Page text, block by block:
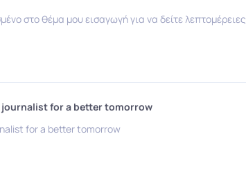
στο θέμα μου εισαγωγή για να δείτε λεπτομέρειες.
for a better tomorrow
for a better tomorrow